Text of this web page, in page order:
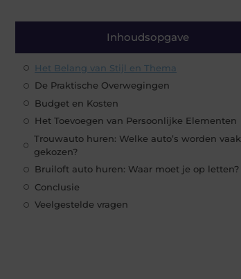
Inhoudsopgave
Het Belang van Stijl en Thema
De Praktische Overwegingen
Budget en Kosten
Het Toevoegen van Persoonlijke Elementen
Trouwauto huren: Welke auto’s worden vaak
gekozen?
Bruiloft auto huren: Waar moet je op letten?
Conclusie
Veelgestelde vragen